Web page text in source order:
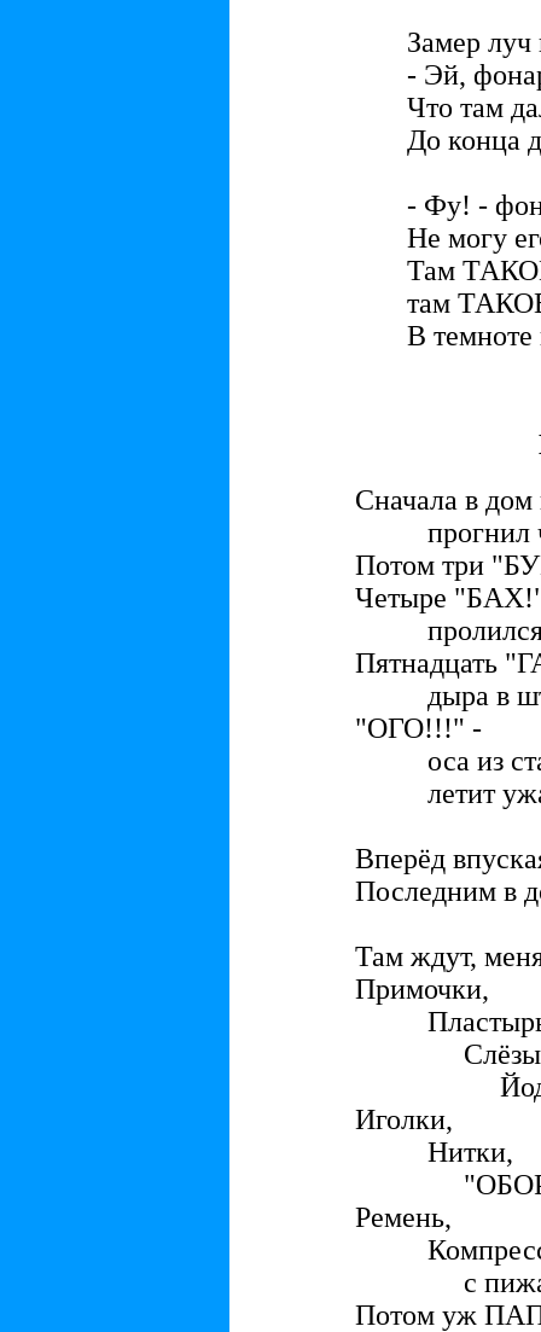
Замер луч
- Эй,
Что там
До конца
- Фу! -
Не могу
Там
там
В
Сначала в
прогнил
Потом три
Четыре
пролился
Пятнадцать
дыра в
"ОГО!!!" -
оса из
летит
Вперёд
Последним в
Там ждут,
Примочки,
Иголки,
Нитки,
Ремень,
с
Потом уж